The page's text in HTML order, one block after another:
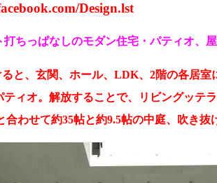
Design.lst
ちっぱなしのモダン住宅・パティオ、
と、玄関、ホール、LDK、2階の各居
ィオ。解放することで、リビングッ
わせて約35帖と約9.5帖の中庭、吹き抜